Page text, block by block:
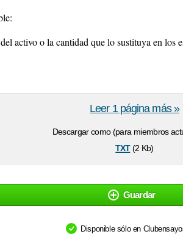
activo o la cantidad que lo sustituya en los
Descargar como (para miembros
txt(2 Kb)
Leer 1 página más »
Guardar
Disponible sólo en